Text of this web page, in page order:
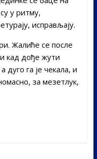
у ритму,
исправљају.
Жалиће се после
кад дође жути
дуго га је чекала, и
за мезетлук,